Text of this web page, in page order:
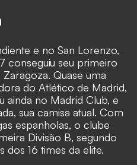
e no San Lorenzo,
conseguiu seu primeiro
Quase uma
do Atlético de Madrid,
ainda no Madrid Club, e
sua camisa atual. Com
espanholas, o clube
Divisão B, segundo
dos 16 times da elite.